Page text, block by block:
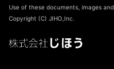
Use of these documents, images
Copyright (C) JIHO,Inc.